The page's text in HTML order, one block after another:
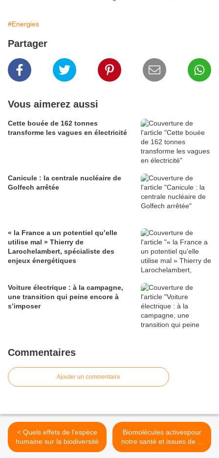
#Energies
Partager
Vous aimerez aussi
Cette bouée de 162 tonnes
transforme les vagues en électricité
Canicule : la centrale nucléaire de
Golfech arrêtée
« la France a un potentiel qu’elle
utilise mal » Thierry de
Larochelambert, spécialiste des
enjeux énergétiques
Voiture électrique : à la campagne,
une transition qui peine encore à
s’imposer
Commentaires
Ajouter un commentaire
< Quels effets de l'espèce
humaine sur la biodiversité
Biomolécules activespour
notre santé et issues de la
biodiversité >